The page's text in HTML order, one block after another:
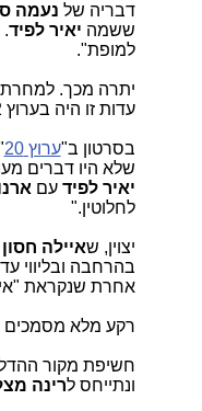
דבריה של נעמה
ששמה יאיר לפיד.
למופת".
יתרה מכך. למחרת -
עדות זו היה בערוץ 12 (
בסרטון ב"ערוץ 20
שלא היו דברים
יאיר לפיד עם
לחלוטין."
יצוין, שאיילה חסון
בהרחבה ובליווי
אחרת שנקראת
רקע מלא מסמכים
חשיפת מקור
ונתייחס לרינה